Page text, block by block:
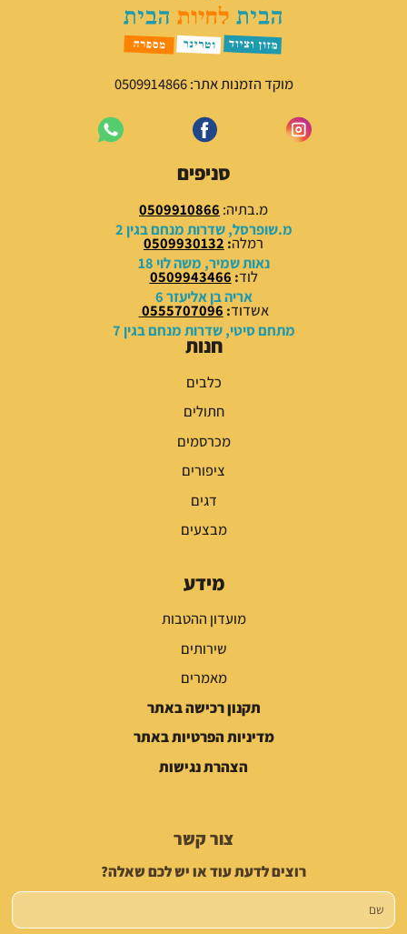
מוקד הזמנות אתר: 0509914866
סניפים
מ.בתיה: 0509910866
מ.שופרסל, שדרות מנחם בגין 2
רמלה:
0509930132
נאות שמיר, משה לוי 18
לוד:
0509943466
אריה בן אליעזר 6
אשדוד:
0555707096
מתחם סיטי, שדרות מנחם בגין 7
חנות
כלבים
חתולים
מכרסמים
ציפורים
דגים
מבצעים
מידע
מועדון ההטבות
שירותים
מאמרים
תקנון רכישה באתר
מדיניות הפרטיות באתר
הצהרת נגישות
צור קשר
רוצים לדעת עוד או יש לכם שאלה?
שם